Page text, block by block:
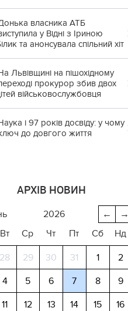
власника АТБ
у Відні з Іриною
та анонсувала спільний хіт
Львівщині на пішохідному
прокурор збив двох
військовослужбовця
і 97 років досвіду: у чому
до довгого життя
АРХІВ НОВИН
→
←
2026
Вт Ср Чт Пт Сб Нд
28 29 30 31 1
2
4 5 6 7 8
9
11 12 13 14 15
16